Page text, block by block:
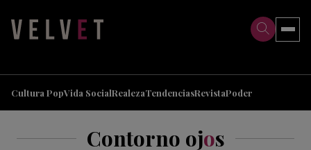
Cultura PopVida SocialRealezaTendenciasRevistaPoder
Contorno ojos